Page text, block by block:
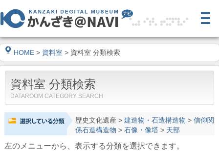
HOME > 資料室 > 資料室 分類検索
資料室 分類検索
DATAROOM CATEGORY SEARCH
歴史文化遺産> 建造物・石造構造物 > 信仰関
係石造構造物 > 石像・像塔> 天部
左のメニューから、表示する分類を選択できます。